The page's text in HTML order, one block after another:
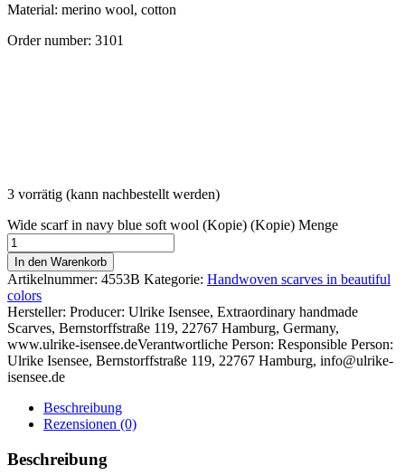
Material: merino wool, cotton
Order number: 3101
3 vorrätig (kann nachbestellt werden)
Wide scarf in navy blue soft wool (Kopie) (Kopie) Menge
In den Warenkorb
Artikelnummer: 4553B Kategorie: Handwoven scarves in beautiful
colors
Hersteller: Producer: Ulrike Isensee, Extraordinary handmade
Scarves, Bernstorffstraße 119, 22767 Hamburg, Germany,
www.ulrike-isensee.deVerantwortliche Person: Responsible Person:
Ulrike Isensee, Bernstorffstraße 119, 22767 Hamburg, info@ulrike-
isensee.de
Beschreibung
Rezensionen (0)
Beschreibung